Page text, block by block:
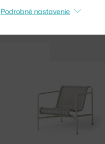
Podrobné nastavenie